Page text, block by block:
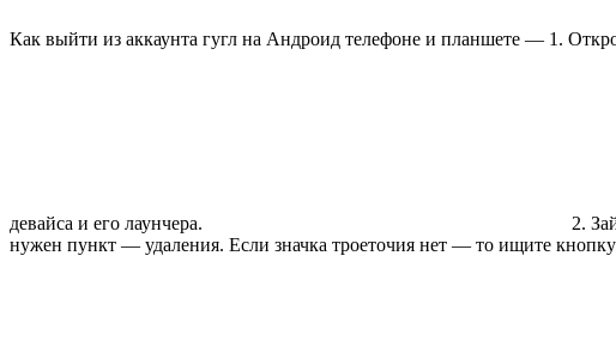
Как выйти из аккаунта гугл на Андроид телефоне и планшете — 1.
девайса и его лаунчера.
2.
нужен пункт — удаления. Если значка троеточия нет — то ищите